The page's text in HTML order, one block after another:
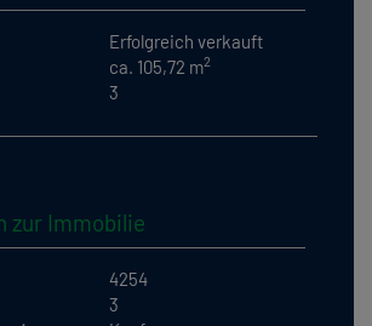
Erfolgreich verkauft
ca. 105,72 m2
3
zur Immobilie
4254
3